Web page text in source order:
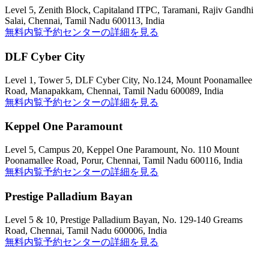
Level 5, Zenith Block, Capitaland ITPC, Taramani, Rajiv Gandhi
Salai, Chennai, Tamil Nadu 600113, India
無料内覧予約センターの詳細を見る
DLF Cyber City
Level 1, Tower 5, DLF Cyber City, No.124, Mount Poonamallee
Road, Manapakkam, Chennai, Tamil Nadu 600089, India
無料内覧予約センターの詳細を見る
Keppel One Paramount
Level 5, Campus 20, Keppel One Paramount, No. 110 Mount
Poonamallee Road, Porur, Chennai, Tamil Nadu 600116, India
無料内覧予約センターの詳細を見る
Prestige Palladium Bayan
Level 5 & 10, Prestige Palladium Bayan, No. 129-140 Greams
Road, Chennai, Tamil Nadu 600006, India
無料内覧予約センターの詳細を見る